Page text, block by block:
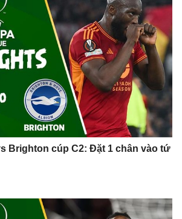
Brighton cúp C2: Đặt 1 chân vào tứ